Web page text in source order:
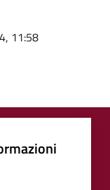
11:58